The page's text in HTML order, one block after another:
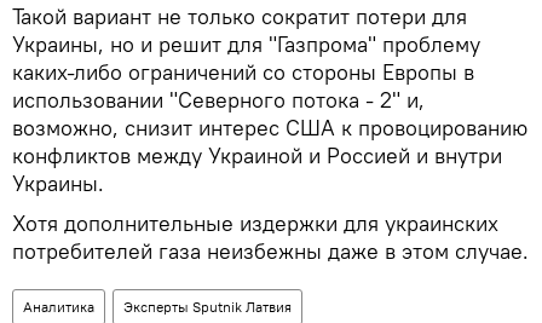
Такой вариант не только сократит потери для
Украины, но и решит для "Газпрома" проблему
каких-либо ограничений со стороны Европы в
использовании "Северного потока - 2" и,
возможно, снизит интерес США к провоцированию
конфликтов между Украиной и Россией и внутри
Украины.
Хотя дополнительные издержки для украинских
потребителей газа неизбежны даже в этом случае.
Аналитика Эксперты Sputnik Латвия